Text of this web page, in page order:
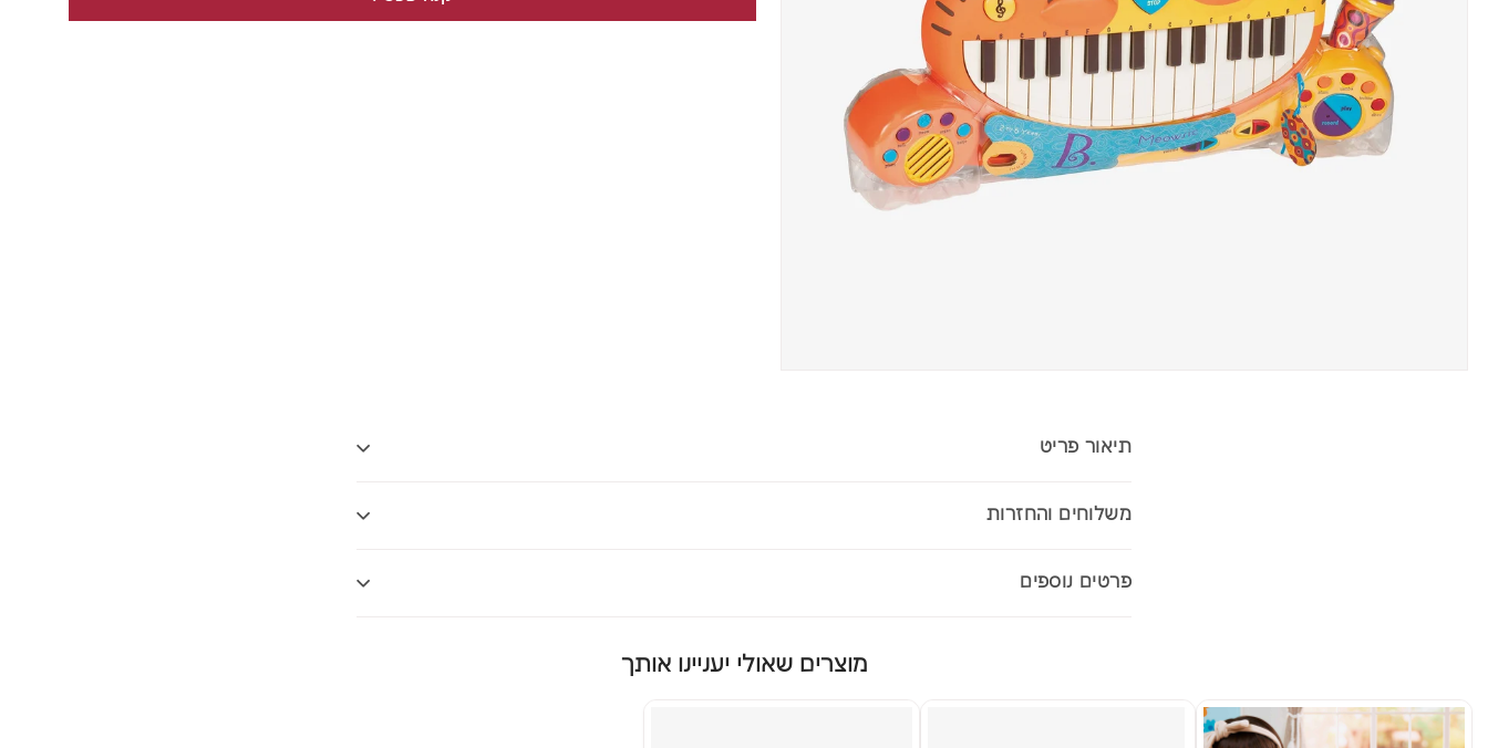
תיאור פריט
משלוחים והחזרות
פרטים נוספים
מוצרים שאולי יעניינו אותך